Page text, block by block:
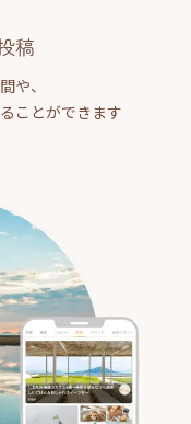
稿
や、
ことができます